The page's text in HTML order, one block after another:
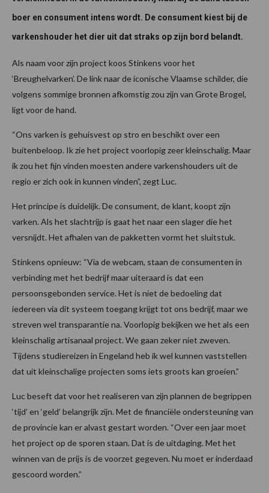
boer en consument intens wordt. De consument kiest bij de
varkenshouder het dier uit dat straks op zijn bord belandt.
Als naam voor zijn project koos Stinkens voor het
‘Breughelvarken’. De link naar de iconische Vlaamse schilder, die
volgens sommige bronnen afkomstig zou zijn van Grote Brogel,
ligt voor de hand.
“Ons varken is gehuisvest op stro en beschikt over een
buitenbeloop. Ik zie het project voorlopig zeer kleinschalig. Maar
ik zou het fijn vinden moesten andere varkenshouders uit de
regio er zich ook in kunnen vinden”, zegt Luc.
Het principe is duidelijk. De consument, de klant, koopt zijn
varken. Als het slachtrijp is gaat het naar een slager die het
versnijdt. Het afhalen van de pakketten vormt het sluitstuk.
Stinkens opnieuw: “Via de webcam, staan de consumenten in
verbinding met het bedrijf maar uiteraard is dat een
persoonsgebonden service. Het is niet de bedoeling dat
iedereen via dit systeem toegang krijgt tot ons bedrijf, maar we
streven wel transparantie na. Voorlopig bekijken we het als een
kleinschalig artisanaal project. We gaan zeker niet zweven.
Tijdens studiereizen in Engeland heb ik wel kunnen vaststellen
dat uit kleinschalige projecten soms iets groots kan groeien.”
Luc beseft dat voor het realiseren van zijn plannen de begrippen
‘tijd’ en ‘geld’ belangrijk zijn. Met de financiële ondersteuning van
de provincie kan er alvast gestart worden. “Over een jaar moet
het project op de sporen staan. Dat is de uitdaging. Met het
winnen van de prijs is de voorzet gegeven. Nu moet er inderdaad
gescoord worden.”